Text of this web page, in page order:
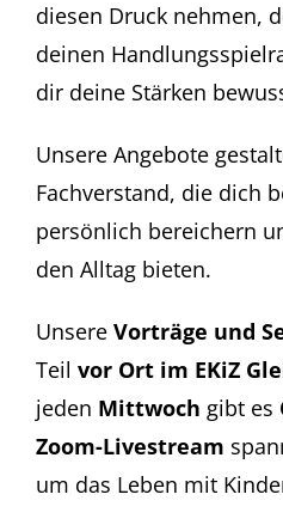
diesen Druck nehmen,
deinen
dir deine Stärken
Unsere Angebote
Fachverstand, die dich
persönlich bereichern
den Alltag bieten.
Unsere Vorträge und
Teil vor Ort im EKiZ
jeden Mittwoch gibt es
Zoom-Livestream
um das Leben mit